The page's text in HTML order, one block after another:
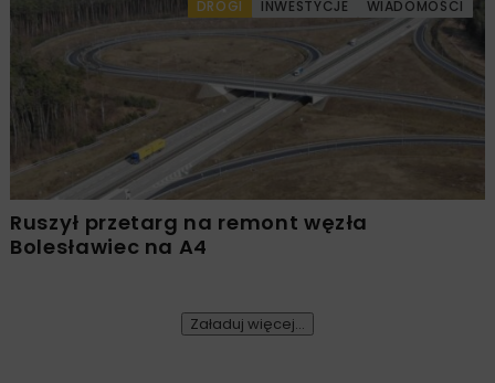
DROGI INWESTYCJE WIADOMOŚCI
Ruszył przetarg na remont węzła
Bolesławiec na A4
Załaduj więcej...